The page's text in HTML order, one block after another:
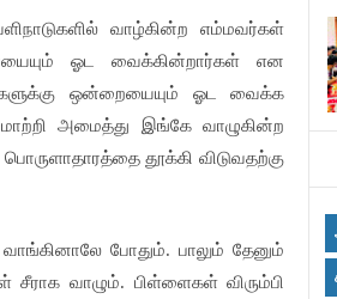
வாழ்கின்ற எம்மவர்கள்
ஓட வைக்கின்றார்கள்
என
ஒன்றையையும் ஓட
வைக்க
மாற்றி அமைத்து இங்கே வாழுகின்ற
பொருளாதாரத்தை தூக்கி விடுவதற்கு
வாங்கினாலே போதும்.பாலும் தேனும்
சீராக வாழும். பிள்ளைகள் விரும்பி